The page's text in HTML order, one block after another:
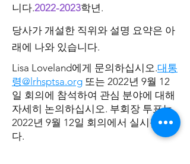
니다.2022-2023학년.
당사가 개설한 직위와 설명 요약은 아
래에 나와 있습니다.
Lisa Loveland에게 문의하십시오.대통
령@lrhsptsa.org 또는 2022년 9월 12
일 회의에 참석하여 관심 분야에 대해
자세히 논의하십시오. 부회장 투표는
2022년 9월 12일 회의에서 실시됩니
다.